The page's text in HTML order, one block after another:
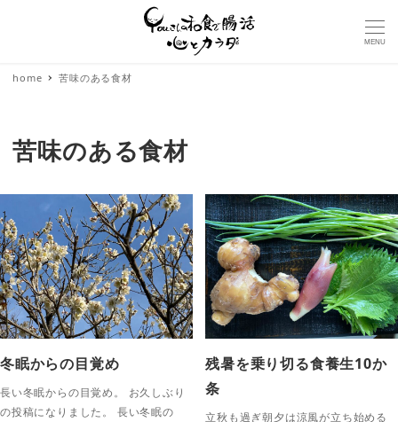
MENU
home 苦味のある食材
苦味のある食材
冬眠からの目覚め
長い冬眠からの目覚め。 お久しぶり
の投稿になりました。 長い冬眠の
残暑を乗り切る食養生10か
条
立秋も過ぎ朝夕は涼風が立ち始める